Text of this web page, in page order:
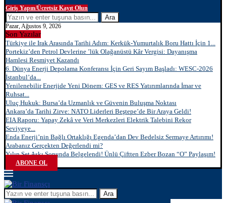
Giriş Yapın/Ücretsiz Kayıt Olun
Ara
Pazar, Ağustos 9, 2026
Son Yazılar
Türkiye ile Irak Arasında Tarihi Adım: Kerkük-Yumurtalık Boru Hattı İçin 1...
Portekiz’den Petrol Devlerine ’lük Olağanüstü Kâr Vergisi: Dayanışma
Hamlesi Resmiyet Kazandı
6. Dünya Enerji Depolama Konferansı İçin Geri Sayım Başladı: WESC-2026
İstanbul’da...
Yenilenebilir Enerjide Yeni Dönem: GES ve RES Yatırımlarında İmar ve
Ruhsat...
Uluç Hukuk: Bursa’da Uzmanlık ve Güvenin Buluşma Noktası
Ankara’da Tarihi Zirve: NATO Liderleri Beştepe’de Bir Araya Geldi!
EIA Raporu: Yapay Zekâ ve Veri Merkezleri Elektrik Talebini Rekor
Seviyeye...
Enda Enerji’nin Bağlı Ortaklığı Egenda’dan Dev Bedelsiz Sermaye Artırımı!
Arabanız Gerçekten Değerlendi mi?
Yılın Set Aşkı Sonunda Belgelendi! Ünlü Çiftten Ezber Bozan “O” Paylaşım!
ABONE OL
Ara